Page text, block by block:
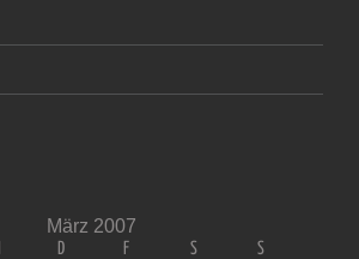
März 2007
D F S S